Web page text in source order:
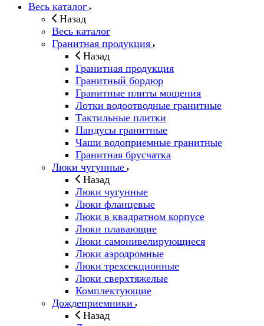
Весь каталог
Назад
Весь каталог
Гранитная продукция
Назад
Гранитная продукция
Гранитный бордюр
Гранитные плиты мощения
Лотки водоотводные гранитные
Тактильные плитки
Пандусы гранитные
Чаши водоприемные гранитные
Гранитная брусчатка
Люки чугунные
Назад
Люки чугунные
Люки фланцевые
Люки в квадратном корпусе
Люки плавающие
Люки самонивелирующиеся
Люки аэродромные
Люки трехсекционные
Люки сверхтяжелые
Комплектующие
Дождеприемники
Назад